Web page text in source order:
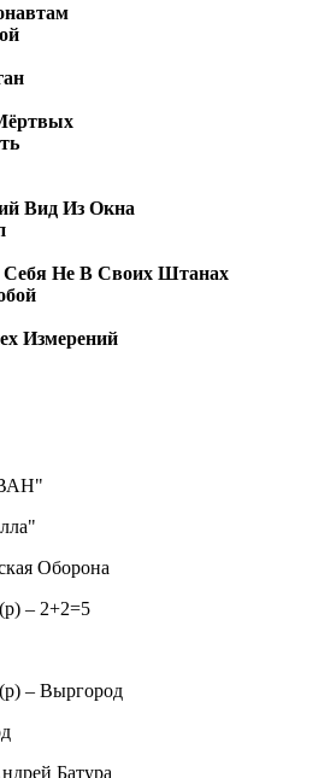
Вид Из Окна
Не В Своих Штанах
Измерений
Оборона
– 2+2=5
– Выргород
Батура